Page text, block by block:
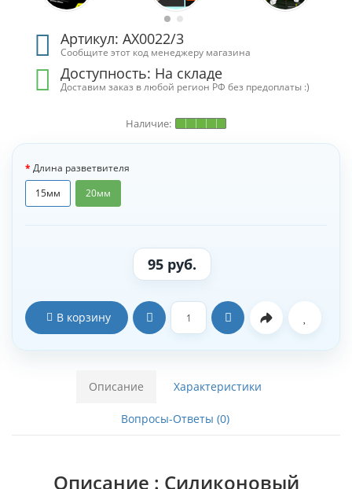
Артикул: АХ0022/3
Сообщите этот код менеджеру магазина
Доступность: На складе
Доставим заказ в любой регион РФ без предоплаты :)
Длина разветвителя
15мм
20мм
95 руб.
В корзину
Описание Характеристики
Вопросы-Ответы (0)
Описание : Силиконовый